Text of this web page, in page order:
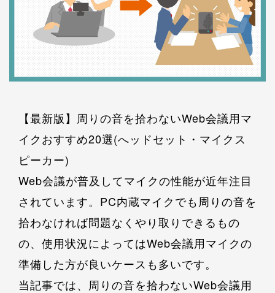
【最新版】周りの音を拾わないWeb会議用マ
イクおすすめ20選(へッドセット・マイクス
ピーカー)
Web会議が普及してマイクの性能が近年注目
されています。PC内蔵マイクでも周りの音を
拾わなければ問題なくやり取りできるもの
の、使用状況によってはWeb会議用マイクの
準備した方が良いケースも多いです。
当記事では、周りの音を拾わないWeb会議用